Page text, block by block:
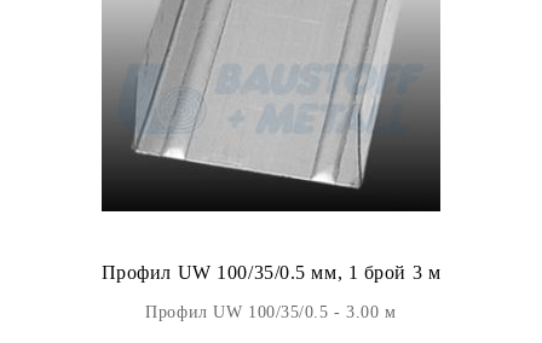
Профил UW 100/35/0.5 мм, 1 брой 3 м
Профил UW 100/35/0.5 - 3.00 м